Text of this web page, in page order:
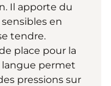
Il apporte du
en
tendre.
place pour la
langue permet
pressions sur